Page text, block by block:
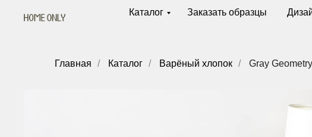
Каталог Заказать образцы
Главная / Каталог / Варёный хлопок / Gray Geometry